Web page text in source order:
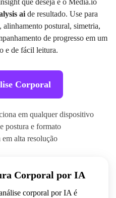
que deseja e o Media.io
aide resultado. Use para
postural, simetria,
de progresso em um
e de fácil leitura.
Corporal
em qualquer dispositivo
postura e formato
em alta resolução
Corporal por IA
corporal por IA é